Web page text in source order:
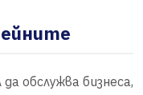
обслужва бизнеса,